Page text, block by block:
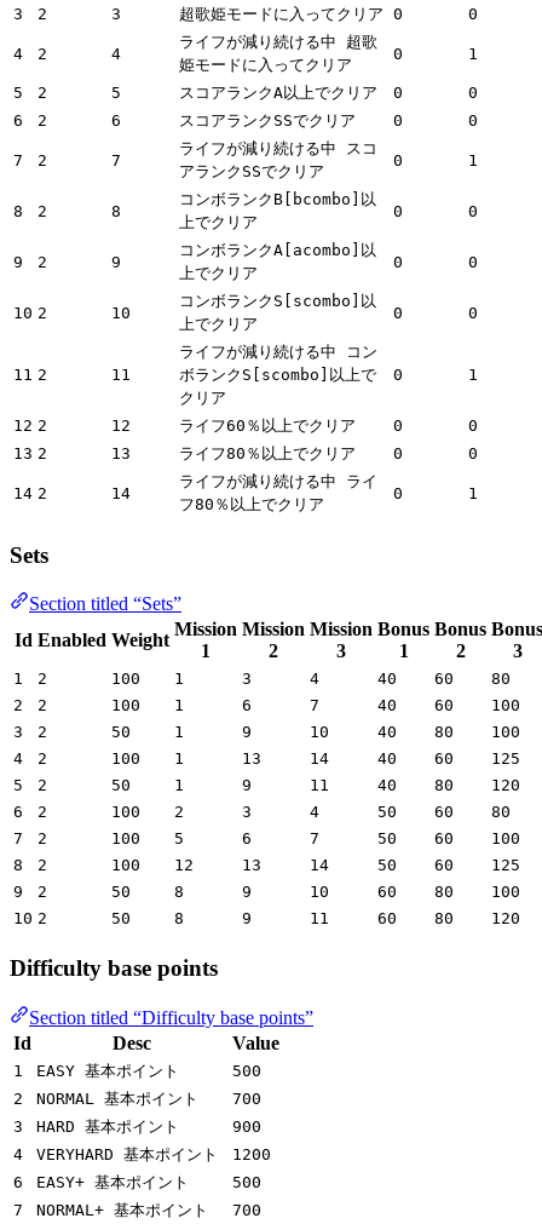
3 2 3 超歌姫モードに入ってクリア 0 0
4 2 4
ライフが減り続ける中 超歌
姫モードに入ってクリア
0 1
5 2 5 スコアランクA以上でクリア 0
0
6
2 6 スコアランクSSでクリア 0 0
7 2 7
ライフが減り続ける中 スコ
アランクSSでクリア
0 1
8 2 8
コンボランクB[bcombo]以
上でクリア
0 0
9 2 9
コンボランクA[acombo]以
上でクリア
0 0
10 2 10
コンボランクS[scombo]以
上でクリア
0 0
11 2 11
ライフが減り続ける中 コン
ボランクS[scombo]以上で
クリア
0 1
12 2 12 ライフ60％以上でクリア 0
0
13 2 13 ライフ80％以上でクリア 0 0
14 2 14
ライフが減り続ける中 ライ
フ80％以上でクリア
0 1
Sets
Section titled “Sets”
Id Enabled Weight
Mission
1
Mission
2
Mission
3
Bonus
1
Bonus
2
Bonus
3
1 2 100 1 3 4 40 60
80
2
2 100 1 6 7 40 60
100
3
2 50 1 9 10 40 80
100
4
2 100 1 13 14 40 60
125
5
2 50 1 9 11 40 80
120
6
2 100 2 3 4 50 60
80
7
2 100 5 6 7 50 60
100
8
2 100 12 13 14 50 60
125
9
2 50 8 9 10 60 80
100
10 2 50 8 9 11 60 80 120
Difficulty base points
Section titled “Difficulty base points”
Id
Desc Value
1 EASY 基本ポイント
500
2
NORMAL 基本ポイント
700
3
HARD 基本ポイント
900
4
VERYHARD 基本ポイント
1200
6
EASY+ 基本ポイント
500
7
NORMAL+ 基本ポイント
700